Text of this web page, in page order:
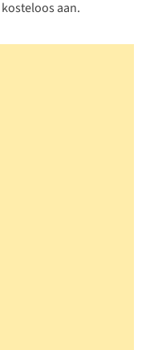
kosteloos aan.